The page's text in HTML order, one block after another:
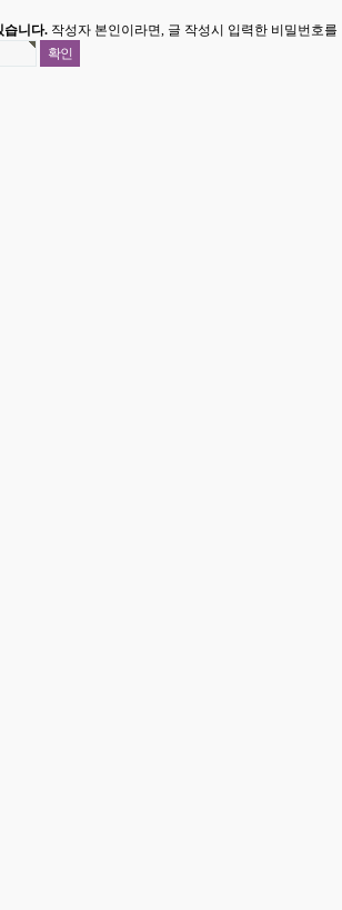
습니다. 작성자 본인이라면, 글 작성시 입력한 비밀번호